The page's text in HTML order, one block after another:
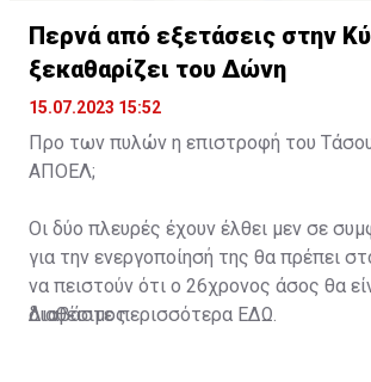
Περνά από εξετάσεις στην
ξεκαθαρίζει του Δώνη
15.07.2023 15:52
Προ των πυλών η επιστροφή του
ΑΠΟΕΛ;
Οι δύο πλευρές έχουν έλθει μεν σε
για την ενεργοποίησή της θα πρέπει
να πειστούν ότι ο 26χρονος άσος θα
διαθέσιμος.
Διαβάστε περισσότερα ΕΔΩ.